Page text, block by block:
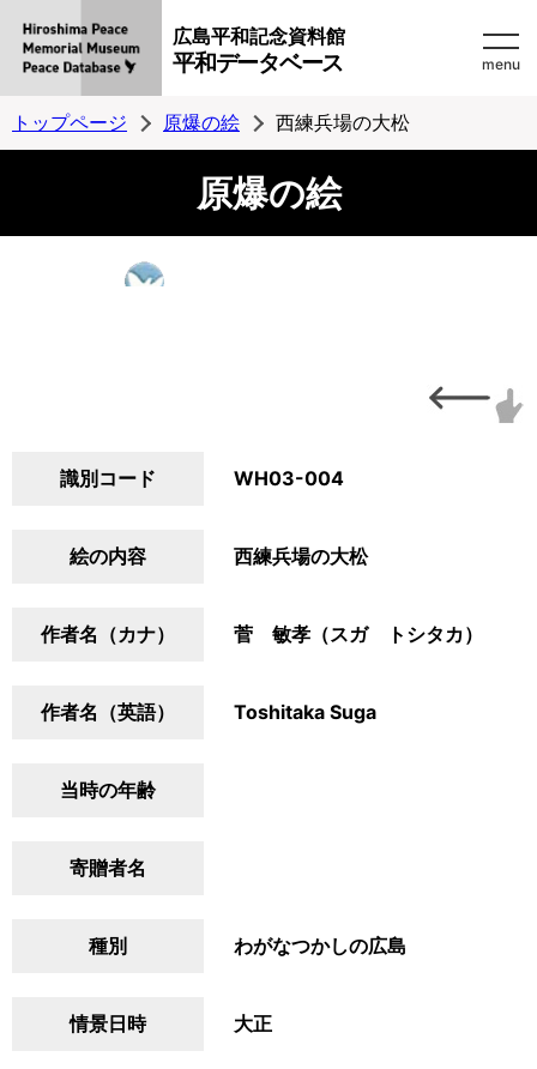
広島平和記念資料館
平和データベース menu
トップページ 原爆の絵 西練兵場の大松
原爆の絵
識別コード WH03-004
絵の内容 西練兵場の大松
作者名（カナ） 菅 敏孝（スガ トシタカ）
作者名（英語） Toshitaka Suga
当時の年齢
寄贈者名
種別 わがなつかしの広島
情景日時 大正